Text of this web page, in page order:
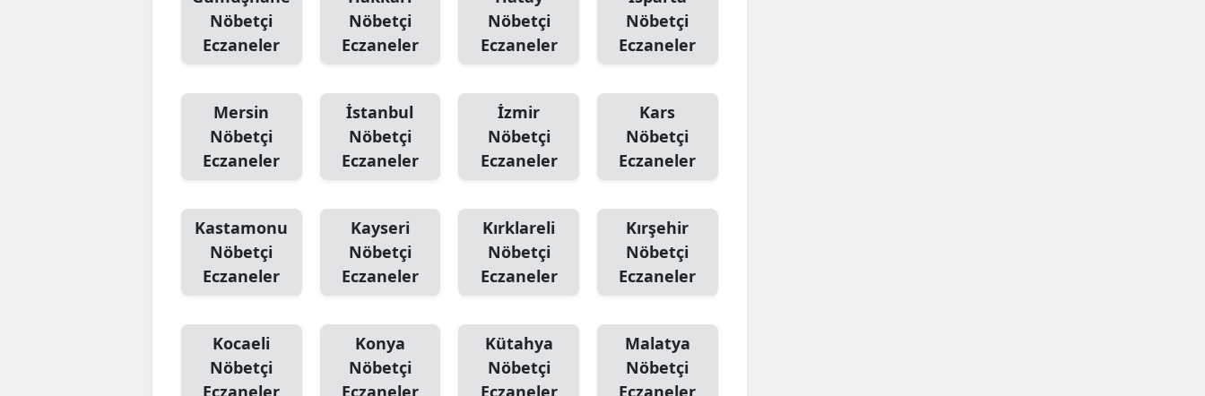
Nöbetçi
Eczaneler
Nöbetçi
Eczaneler
Nöbetçi
Eczaneler
Nöbetçi
Eczaneler
Mersin
Nöbetçi
Eczaneler
İstanbul
Nöbetçi
Eczaneler
İzmir
Nöbetçi
Eczaneler
Kars
Nöbetçi
Eczaneler
Kastamonu
Nöbetçi
Eczaneler
Kayseri
Nöbetçi
Eczaneler
Kırklareli
Nöbetçi
Eczaneler
Kırşehir
Nöbetçi
Eczaneler
Kocaeli
Nöbetçi
Eczaneler
Konya
Nöbetçi
Eczaneler
Kütahya
Nöbetçi
Eczaneler
Malatya
Nöbetçi
Eczaneler